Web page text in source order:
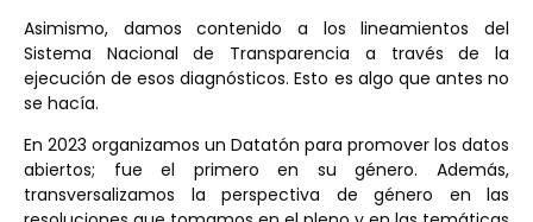
Asimismo, damos contenido a los lineamientos del
Sistema Nacional de Transparencia a través de la
ejecución de esos diagnósticos. Esto es algo que antes no
se hacía.
En 2023 organizamos un Datatón para promover los datos
abiertos; fue el primero en su género. Además,
transversalizamos la perspectiva de género en las